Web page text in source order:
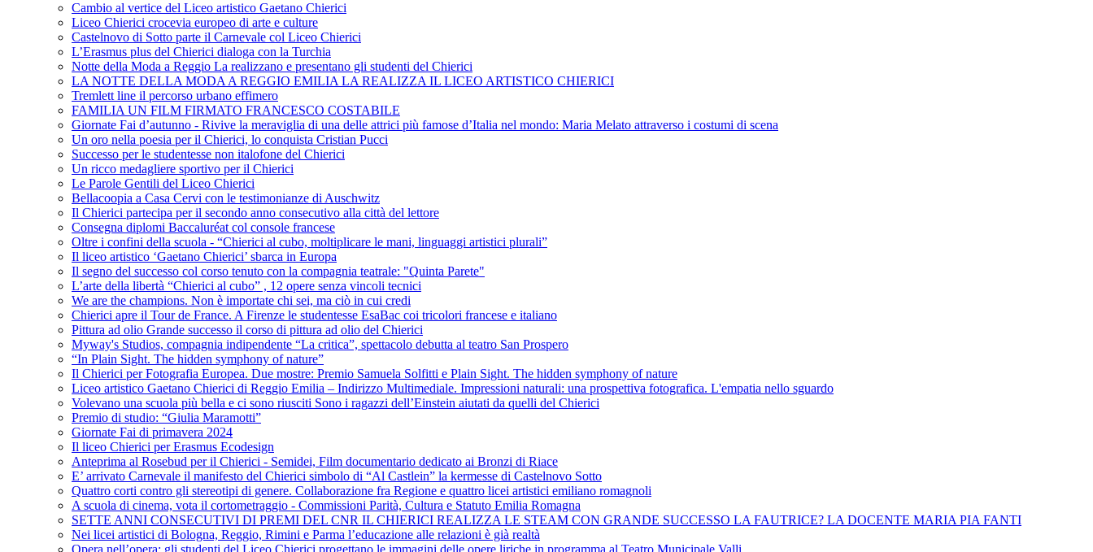
Cambio al vertice del Liceo artistico Gaetano Chierici
Liceo Chierici crocevia europeo di arte e culture
Castelnovo di Sotto parte il Carnevale col Liceo Chierici
L’Erasmus plus del Chierici dialoga con la Turchia
Notte della Moda a Reggio La realizzano e presentano gli studenti del Chierici
LA NOTTE DELLA MODA A REGGIO EMILIA LA REALIZZA IL LICEO ARTISTICO CHIERICI
Tremlett line il percorso urbano effimero
FAMILIA UN FILM FIRMATO FRANCESCO COSTABILE
Giornate Fai d’autunno - Rivive la meraviglia di una delle attrici più famose d’Italia nel mondo: Maria Melato attraverso i costumi di scena
Un oro nella poesia per il Chierici, lo conquista Cristian Pucci
Successo per le studentesse non italofone del Chierici
Un ricco medagliere sportivo per il Chierici
Le Parole Gentili del Liceo Chierici
Bellacoopia a Casa Cervi con le testimonianze di Auschwitz
Il Chierici partecipa per il secondo anno consecutivo alla città del lettore
Consegna diplomi Baccaluréat col console francese
Oltre i confini della scuola - “Chierici al cubo, moltiplicare le mani, linguaggi artistici plurali”
Il liceo artistico ‘Gaetano Chierici’ sbarca in Europa
Il segno del successo col corso tenuto con la compagnia teatrale: "Quinta Parete"
L’arte della libertà “Chierici al cubo” , 12 opere senza vincoli tecnici
We are the champions. Non è importate chi sei, ma ciò in cui credi
Chierici apre il Tour de France. A Firenze le studentesse EsaBac coi tricolori francese e italiano
Pittura ad olio Grande successo il corso di pittura ad olio del Chierici
Myway's Studios, compagnia indipendente “La critica”, spettacolo debutta al teatro San Prospero
“In Plain Sight. The hidden symphony of nature”
Il Chierici per Fotografia Europea. Due mostre: Premio Samuela Solfitti e Plain Sight. The hidden symphony of nature
Liceo artistico Gaetano Chierici di Reggio Emilia – Indirizzo Multimediale. Impressioni naturali: una prospettiva fotografica. L'empatia nello sguardo
Volevano una scuola più bella e ci sono riusciti Sono i ragazzi dell’Einstein aiutati da quelli del Chierici
Premio di studio: “Giulia Maramotti”
Giornate Fai di primavera 2024
Il liceo Chierici per Erasmus Ecodesign
Anteprima al Rosebud per il Chierici - Semidei, Film documentario dedicato ai Bronzi di Riace
E’ arrivato Carnevale il manifesto del Chierici simbolo di “Al Castlein” la kermesse di Castelnovo Sotto
Quattro corti contro gli stereotipi di genere. Collaborazione fra Regione e quattro licei artistici emiliano romagnoli
A scuola di cinema, vota il cortometraggio - Commissioni Parità, Cultura e Statuto Emilia Romagna
SETTE ANNI CONSECUTIVI DI PREMI DEL CNR IL CHIERICI REALIZZA LE STEAM CON GRANDE SUCCESSO LA FAUTRICE? LA DOCENTE MARIA PIA FANTI
Nei licei artistici di Bologna, Reggio, Rimini e Parma l’educazione alle relazioni è già realtà